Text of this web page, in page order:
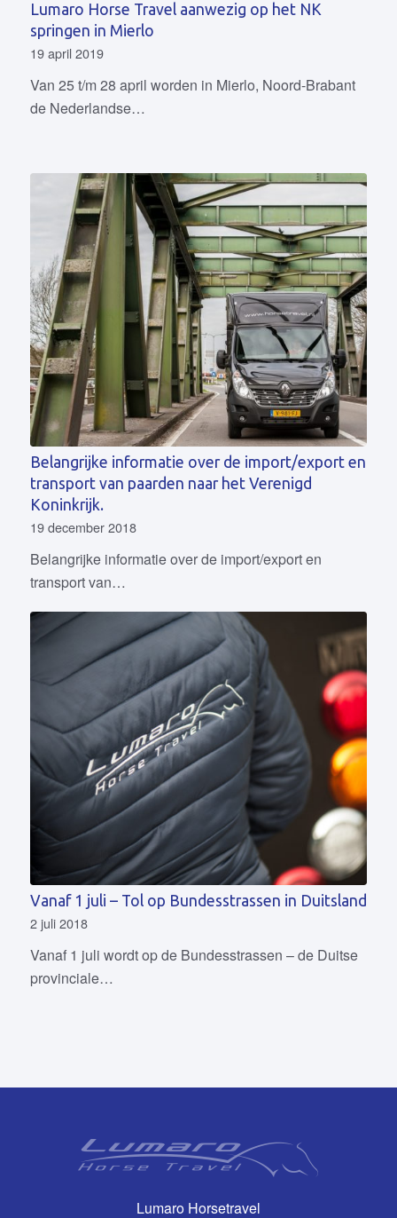
Lumaro Horse Travel aanwezig op het NK
springen in Mierlo
19 april 2019
Van 25 t/m 28 april worden in Mierlo, Noord-Brabant
de Nederlandse…
Belangrijke informatie over de import/export en
transport van paarden naar het Verenigd
Koninkrijk.
19 december 2018
Belangrijke informatie over de import/export en
transport van…
Vanaf 1 juli – Tol op Bundesstrassen in Duitsland
2 juli 2018
Vanaf 1 juli wordt op de Bundesstrassen – de Duitse
provinciale…
Lumaro Horsetravel